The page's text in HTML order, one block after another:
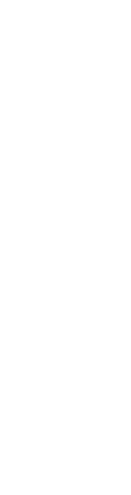
חדשות
הייתה מערכת כה
גישה זו,
מצאה ביטוי
מקורי — על
דרכים ואת
הישראלי" קיבל
בכביש" וכבר
מפעם.